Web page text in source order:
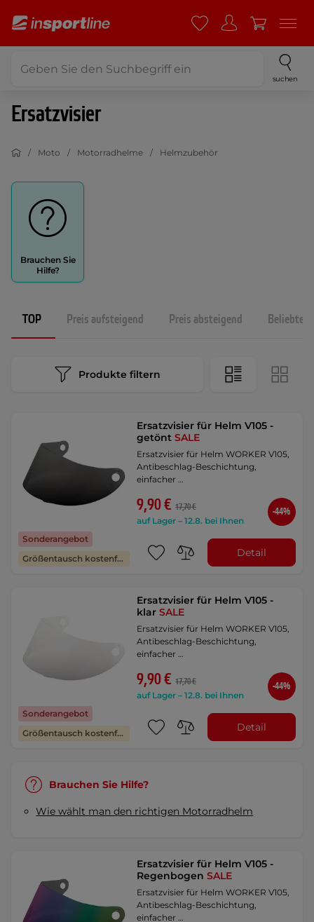
suchen
Ersatzvisier
Moto Motorradhelme Helmzubehör
Brauchen Sie
Hilfe?
TOP Preis aufsteigend Preis absteigend
Produkte filtern
Sonderangebot
Größentausch kostenfrei
Ersatzvisier für Helm V105 -
getöntSALE
Ersatzvisier für Helm WORKER V105,
Antibeschlag-Beschichtung,
einfacher …
9,90 € 17,70 €
auf Lager – 12.8. bei Ihnen
-44%
Detail
Sonderangebot
Größentausch kostenfrei
Ersatzvisier für Helm V105 -
klarSALE
Ersatzvisier für Helm WORKER V105,
Antibeschlag-Beschichtung,
einfacher …
9,90 € 17,70 €
auf Lager – 12.8. bei Ihnen
-44%
Detail
Brauchen Sie Hilfe?
Wie wählt man den richtigen Motorradhelm
Ersatzvisier für Helm V105 -
RegenbogenSALE
Ersatzvisier für Helm WORKER V105,
Antibeschlag-Beschichtung,
einfacher …